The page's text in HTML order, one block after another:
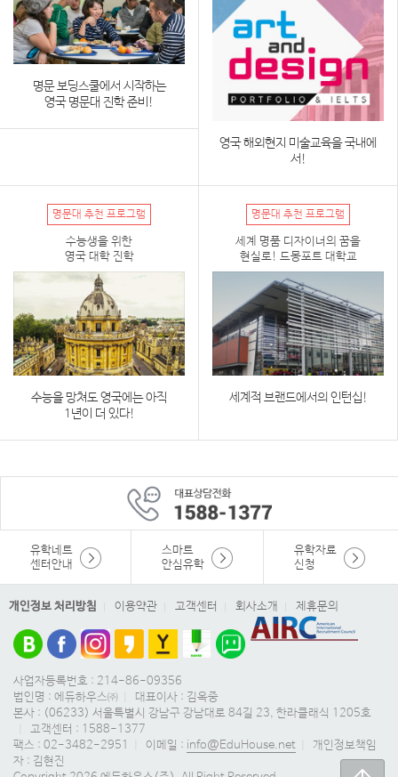
명문 보딩스쿨에서 시작하는
영국 명문대 진학 준비!
영국 해외현지 미술교육을 국내에
서!
명문대 추천 프로그램
수능생을 위한
영국 대학 진학
수능을 망쳐도 영국에는 아직
1년이 더 있다!
명문대 추천 프로그램
세계 명품 디자이너의 꿈을
현실로! 드몽포트 대학교
세계적 브랜드에서의 인턴십!
유학네트
센터안내
스마트
안심유학
유학자료
신청
개인정보 처리방침 이용약관 고객센터 회사소개 제휴문의
사업자등록번호 : 214-86-09356
법인명 : 에듀하우스㈜
대표이사 : 김옥중
본사 : (06233) 서울특별시 강남구 강남대로 84길 23, 한라클래식 1205호
고객센터 : 1588-1377
팩스 : 02-3482-2951
이메일 : info@EduHouse.net
개인정보책임
자 : 김현진